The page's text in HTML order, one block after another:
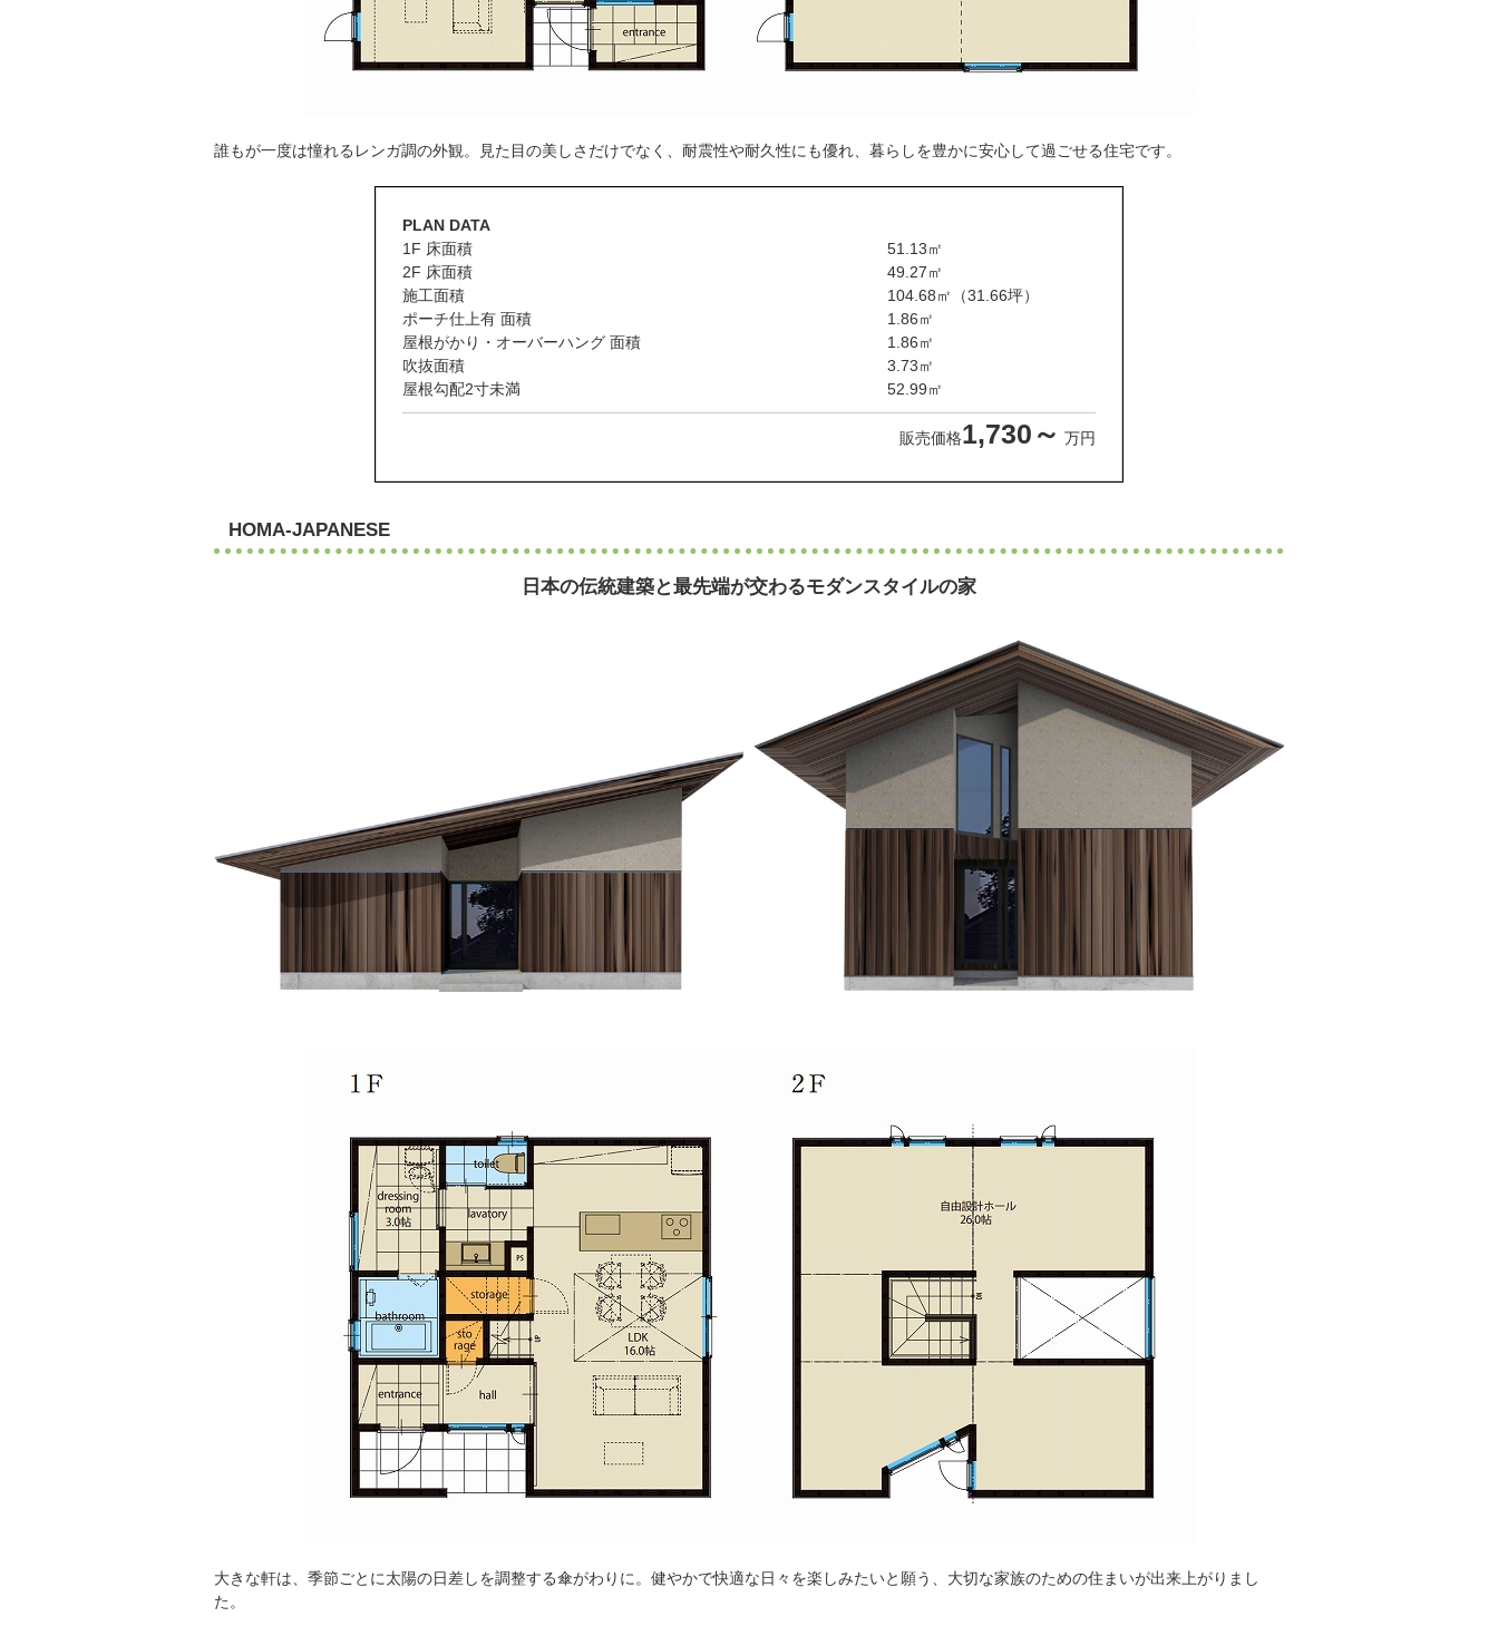
誰もが一度は憧れるレンガ調の外観。見た目の美しさだけでなく、耐震性や耐久性にも優れ、暮らしを豊かに安心して過ごせる住宅です。
PLAN DATA
1F 床面積
51.13㎡
2F 床面積
49.27㎡
施工面積
104.68㎡
（31.66坪）
ポーチ仕上有 面積
1.86㎡
屋根がかり・オーバーハング 面積
1.86㎡
吹抜面積
3.73㎡
屋根勾配2寸未満
52.99㎡
販売価格1,730～ 万円
HOMA-JAPANESE
日本の伝統建築と最先端が交わるモダンスタイルの家
大きな軒は、季節ごとに太陽の日差しを調整する傘がわりに。健やかで快適な日々を楽しみたいと願う、大切な家族のための住まいが出来上がりまし
た。